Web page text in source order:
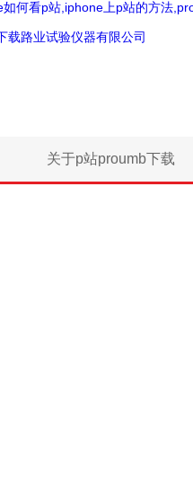
何看p站,iphone上p站的方法
关于p站proumb下载